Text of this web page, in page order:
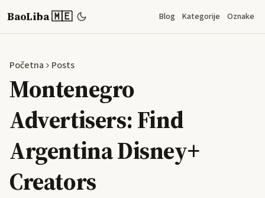
BaoLiba 🇲🇪 Blog Kategorije Oznake
Početna Posts
Montenegro
Advertisers: Find
Argentina Disney+
Creators